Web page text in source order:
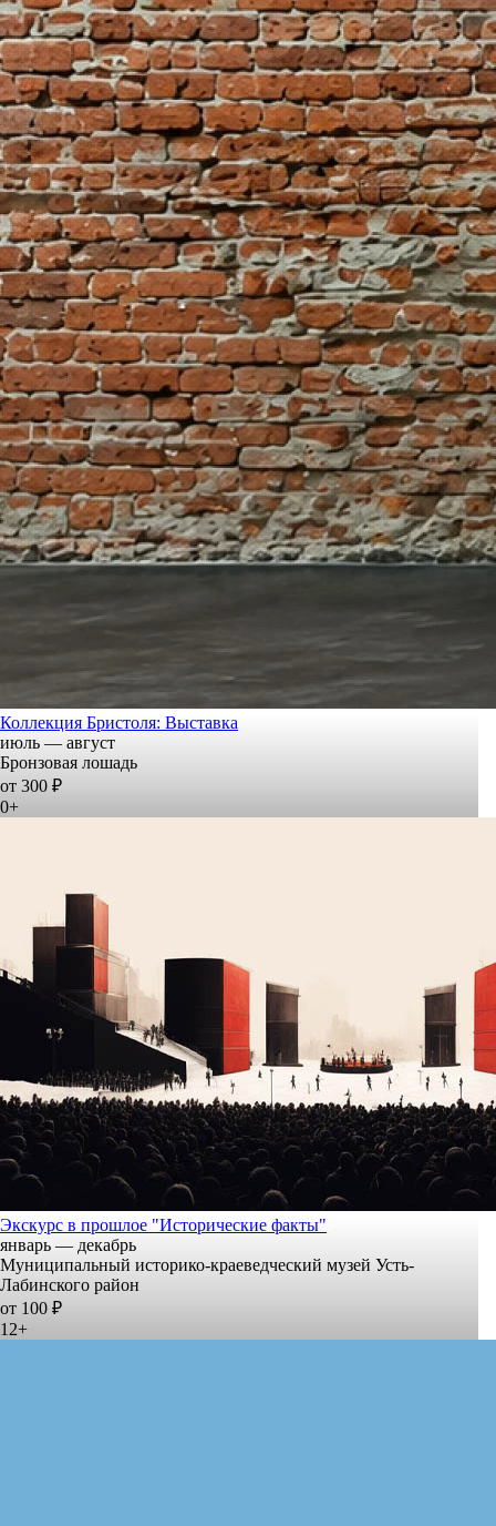
Коллекция Бристоля: Выставка
июль — август
Бронзовая лошадь
от 300 ₽
0+
Экскурс в прошлое "Исторические факты"
январь — декабрь
Муниципальный историко-краеведческий музей Усть-
Лабинского район
от 100 ₽
12+